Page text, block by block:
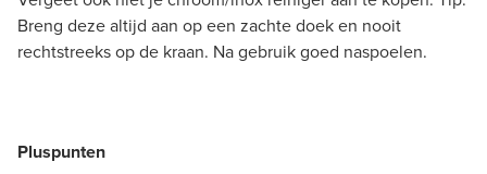
Breng deze altijd aan op een zachte doek en nooit
rechtstreeks op de kraan. Na gebruik goed naspoelen.
Pluspunten